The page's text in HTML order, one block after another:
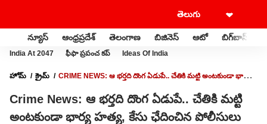
న్యూస్ ఆంధ్రప్రదేశ్ తెలంగాణ బిజినెస్ ఆటో బిగ్‌బాస్
India At 2047 ఫీఫా ప్రపంచ కప్ Ideas Of India
హోమ్ క్రైమ్
CRIME NEWS: ఆ భర్తది దొంగ ఏడుపే.. చేతికి మట్టి అంటకుండా భార్య
Crime News: ఆ భర్తది దొంగ ఏడుపే.. చేతికి మట్టి
అంటకుండా భార్య హత్య, కేసు ఛేదించిన పోలీసులు